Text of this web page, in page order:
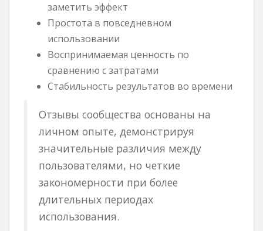
заметить эффект
Простота в повседневном
использовании
Воспринимаемая ценность по
сравнению с затратами
Стабильность результатов во времени
Отзывы сообщества основаны на
личном опыте, демонстрируя
значительные различия между
пользователями, но четкие
закономерности при более
длительных периодах
использования.